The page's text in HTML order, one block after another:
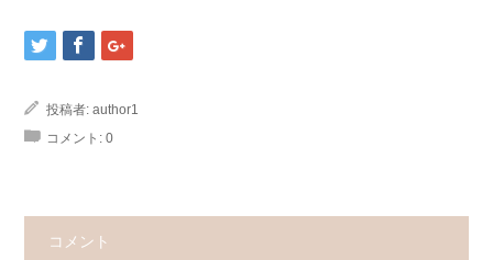
投稿者: author1
コメント: 0
コメント